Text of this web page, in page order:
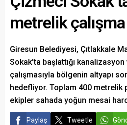
metrelik çalışma
Giresun Belediyesi, Çıtlakkale
Sokak’ta başlattığı
çalışmasıyla bölgenin altyapı
hedefliyor. Toplam 400 metrelik
ekipler sahada yoğun mesai
Paylaş Tweetle